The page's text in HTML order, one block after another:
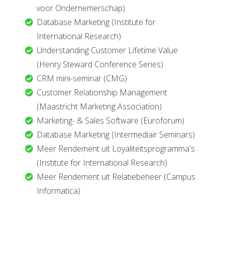
voor Ondernemerschap)
Database Marketing (Institute for
International Research)
Understanding Customer Lifetime Value
(Henry Steward Conference Series)
CRM mini-seminar (CMG)
Customer Relationship Management
(Maastricht Marketing Association)
Marketing- & Sales Software (Euroforum)
Database Marketing (Intermediair Seminars)
Meer Rendement uit Loyaliteitsprogramma's
(Institute for International Research)
Meer Rendement uit Relatiebeheer (Campus
Informatica)